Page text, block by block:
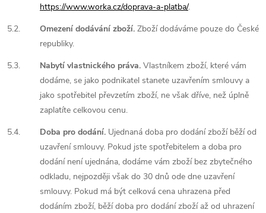
https://www.worka.cz/doprava-a-platba/.
5.2.
Omezení dodávání zboží. Zboží dodáváme pouze do České
republiky.
5.3.
Nabytí vlastnického práva. Vlastníkem zboží, které vám
dodáme, se jako podnikatel stanete uzavřením smlouvy a
jako spotřebitel převzetím zboží, ne však dříve, než úplně
zaplatíte celkovou cenu.
5.4.
Doba pro dodání. Ujednaná doba pro dodání zboží běží od
uzavření smlouvy. Pokud jste spotřebitelem a doba pro
dodání není ujednána, dodáme vám zboží bez zbytečného
odkladu, nejpozději však do 30 dnů ode dne uzavření
smlouvy. Pokud má být celková cena uhrazena před
dodáním zboží, běží doba pro dodání zboží až od uhrazení